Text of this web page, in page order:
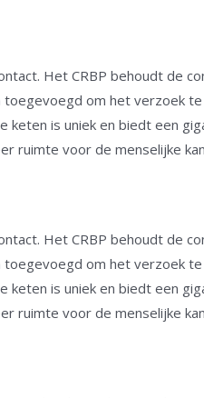
Het CRBP behoudt de
om het verzoek
is uniek en biedt een
ruimte voor de menselijke
Het CRBP behoudt de
om het verzoek
is uniek en biedt een
ruimte voor de menselijke